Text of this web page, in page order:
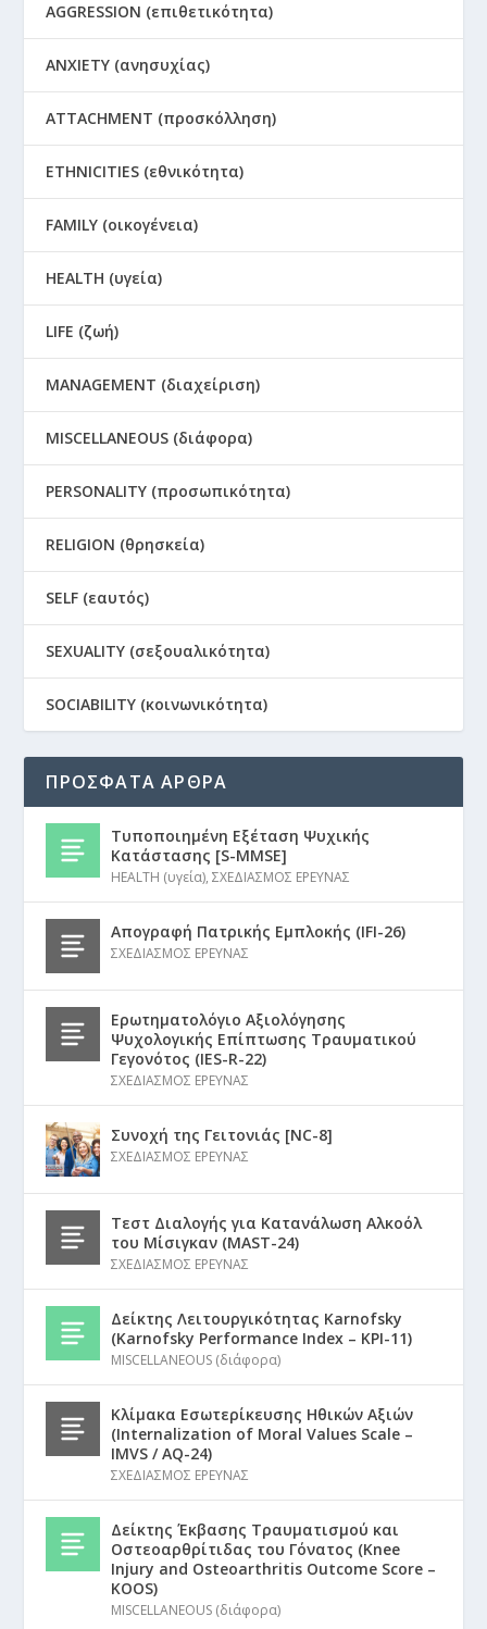
AGGRESSION (επιθετικότητα)
ANXIETY (ανησυχίας)
ATTACHMENT (προσκόλληση)
ETHNICITIES (εθνικότητα)
FAMILY (οικογένεια)
HEALTH (υγεία)
LIFE (ζωή)
MANAGEMENT (διαχείριση)
MISCELLANEOUS (διάφορα)
PERSONALITY (προσωπικότητα)
RELIGION (θρησκεία)
SELF (εαυτός)
SEXUALITY (σεξουαλικότητα)
SOCIABILITY (κοινωνικότητα)
ΠΡΟΣΦΑΤΑ ΑΡΘΡΑ
Τυποποιημένη Εξέταση Ψυχικής
Κατάστασης [S-MMSE]
HEALTH (υγεία),ΣΧΕΔΙΑΣΜΟΣ ΕΡΕΥΝΑΣ
Απογραφή Πατρικής Εμπλοκής (IFI-26)
ΣΧΕΔΙΑΣΜΟΣ ΕΡΕΥΝΑΣ
Ερωτηματολόγιο Αξιολόγησης
Ψυχολογικής Επίπτωσης Τραυματικού
Γεγονότος (IES-R-22)
ΣΧΕΔΙΑΣΜΟΣ ΕΡΕΥΝΑΣ
Συνοχή της Γειτονιάς [NC-8]
ΣΧΕΔΙΑΣΜΟΣ ΕΡΕΥΝΑΣ
Τεστ Διαλογής για Κατανάλωση Αλκοόλ
του Μίσιγκαν (MAST-24)
ΣΧΕΔΙΑΣΜΟΣ ΕΡΕΥΝΑΣ
Δείκτης Λειτουργικότητας Karnofsky
(Karnofsky Performance Index – KPI-11)
MISCELLANEOUS (διάφορα)
Κλίμακα Εσωτερίκευσης Ηθικών Αξιών
(Internalization of Moral Values Scale –
IMVS / AQ-24)
ΣΧΕΔΙΑΣΜΟΣ ΕΡΕΥΝΑΣ
Δείκτης Έκβασης Τραυματισμού και
Οστεοαρθρίτιδας του Γόνατος (Knee
Injury and Osteoarthritis Outcome Score –
KOOS)
MISCELLANEOUS (διάφορα)